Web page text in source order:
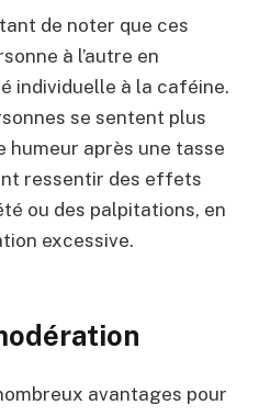
de noter que ces
à l’autre en
individuelle à la caféine.
se sentent plus
humeur après une tasse
ressentir des effets
ou des palpitations, en
excessive.
avantages pour